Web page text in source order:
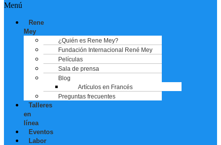
Menú
Rene
Mey
¿Quién es Rene Mey?
Fundación Internacional René Mey
Películas
Sala de prensa
Blog
Artículos en Francés
Preguntas frecuentes
Talleres
en
línea
Eventos
Labor